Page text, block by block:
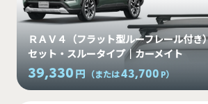
ＲＡＶ４（フラット型ルーフレール付き
セット・スルータイプ｜カーメイト
39,330円 （または43,700 P）